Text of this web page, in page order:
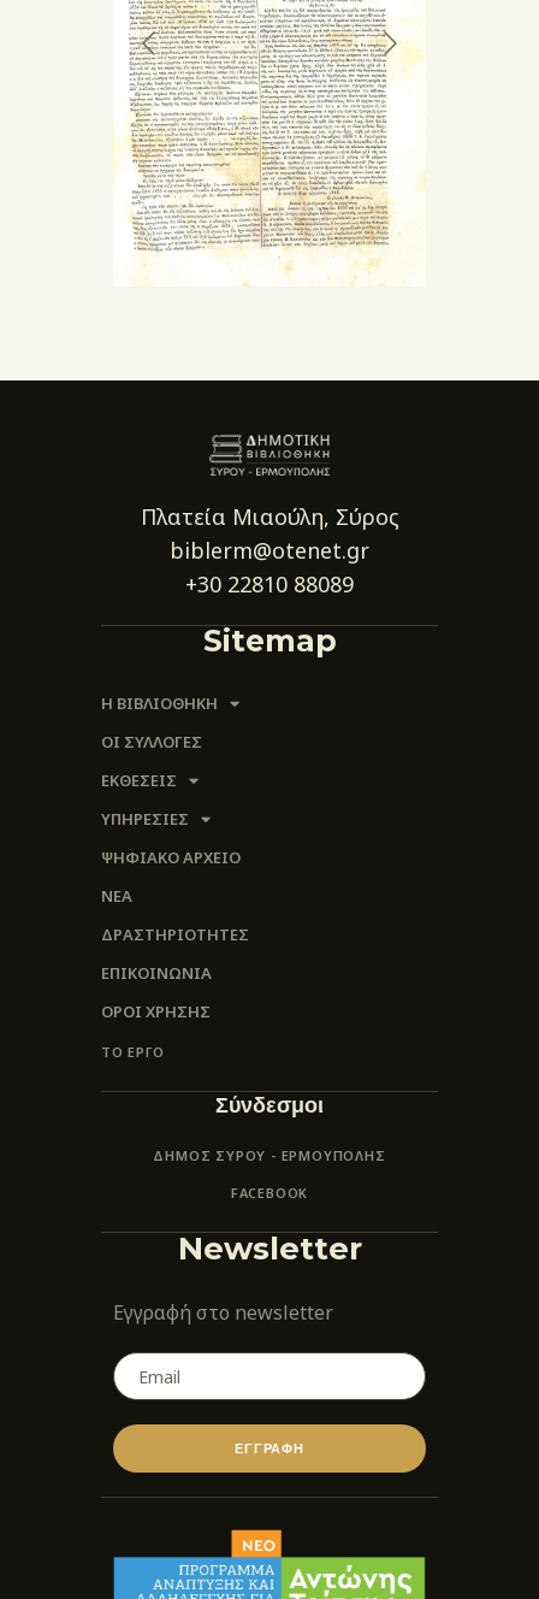
Πλατεία Μιαούλη, Σύρος
biblerm@otenet.gr
+30 22810 88089
Sitemap
Η ΒΙΒΛΙΟΘΗΚΗ
ΟΙ ΣΥΛΛΟΓΈΣ
ΕΚΘΕΣΕΙΣ
ΥΠΗΡΕΣΙΕΣ
ΨΗΦΙΑΚΌ ΑΡΧΕΊΟ
ΝΕΑ
ΔΡΑΣΤΗΡΙΟΤΗΤΕΣ
ΕΠΙΚΟΙΝΩΝΊΑ
ΌΡΟΙ ΧΡΉΣΗΣ
ΤΟ ΕΡΓΟ
Σύνδεσμοι
ΔΗΜΟΣ ΣΥΡΟΥ - ΕΡΜΟΎΠΟΛΗΣ
FACEBOOK
Newsletter
Εγγραφή στο newsletter
ΕΓΓΡΑΦΗ